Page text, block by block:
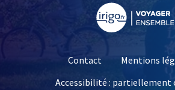
Contact
Mentions
Accessibilité : partiellement